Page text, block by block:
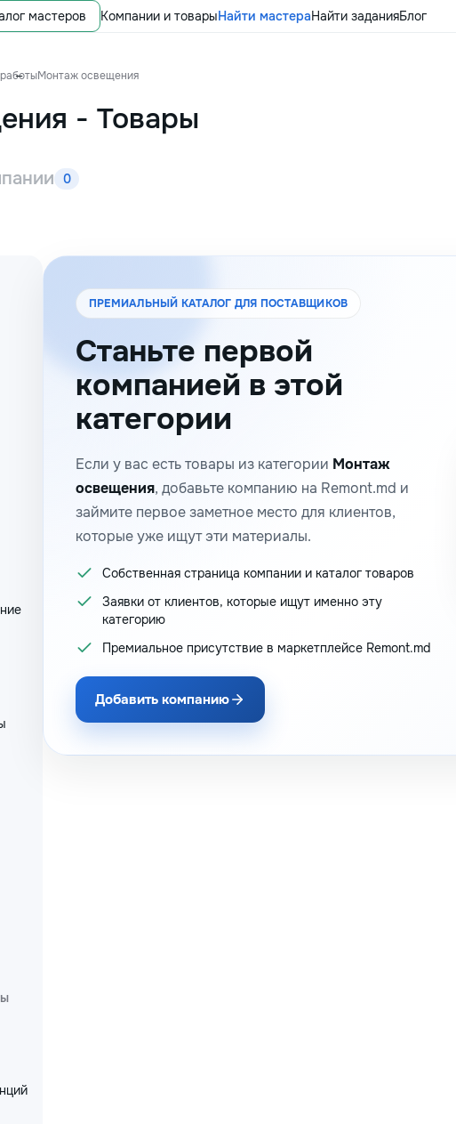
мастеров Компании и товарыНайти мастераНайти заданияБлог
Монтаж освещения
- Товары
0
ПРЕМИАЛЬНЫЙ КАТАЛОГ ДЛЯ ПОСТАВЩИКОВ
Станьте первой
компанией в этой
категории
Если у вас есть товары из категории Монтаж
освещения, добавьте компанию на Remont.md и
займите первое заметное место для клиентов,
которые уже ищут эти материалы.
Собственная страница компании и каталог товаров
Заявки от клиентов, которые ищут именно эту
категорию
Премиальное присутствие в маркетплейсе Remont.md
Добавить компанию